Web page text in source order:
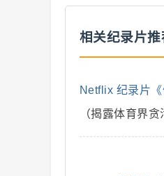
相关纪录片推
Netflix 纪录片
（揭露体育界